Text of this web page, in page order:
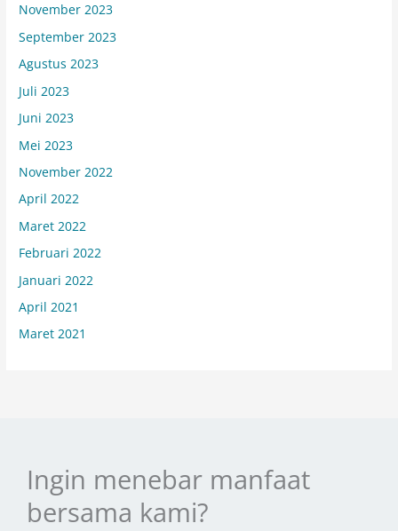
November 2023
September 2023
Agustus 2023
Juli 2023
Juni 2023
Mei 2023
November 2022
April 2022
Maret 2022
Februari 2022
Januari 2022
April 2021
Maret 2021
Ingin menebar manfaat
bersama kami?